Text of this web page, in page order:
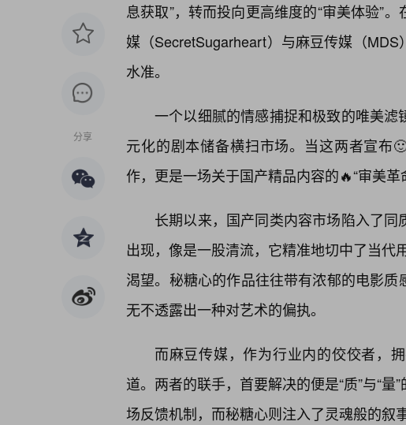
分享
息获取”，转而投向更高维度的“审美体验”
媒（SecretSugarheart）与麻豆传媒（
水准。
一个以细腻的情感捕捉和极致的唯美
元化的剧本储备横扫市场。当这两者宣布
作，更是一场关于国产精品内容的🔥“审美革
长期以来，国产同类内容市场陷入了
出现，像是一股清流，它精准地切中了当代
渴望。秘糖心的作品往往带有浓郁的电影质
无不透露出一种对艺术的偏执。
而麻豆传媒，作为行业内的佼佼者，
道。两者的联手，首要解决的便是“质”与“
场反馈机制，而秘糖心则注入了灵魂般的叙